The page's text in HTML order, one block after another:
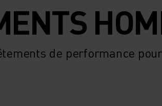
de performance